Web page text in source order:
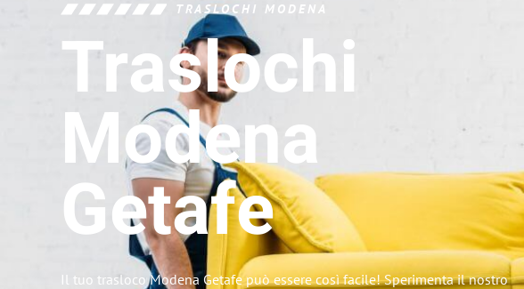
TRASLOCHI MODENA
Traslochi
Modena
Getafe
Il tuo trasloco Modena Getafe può essere così facile! Sperimenta il nostro